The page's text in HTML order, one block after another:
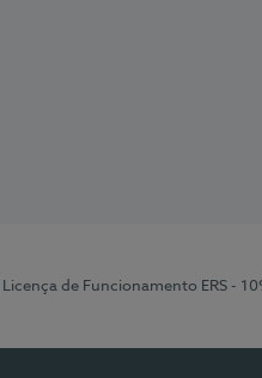
| Licença de Funcionamento ERS -